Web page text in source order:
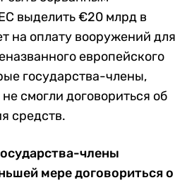
выделить €20 млрд в
на оплату вооружений для
европейского
государства-члены,
смогли договориться об
средств.
члены
мере договориться о